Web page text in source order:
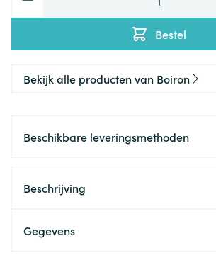
Bestel
Bekijk alle producten van Boiron
Beschikbare leveringsmethoden
Beschrijving
Gegevens